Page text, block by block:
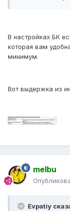
В настройках БК
которая вам
минимум.
Вот выдержка из
melbu
Evpatiy